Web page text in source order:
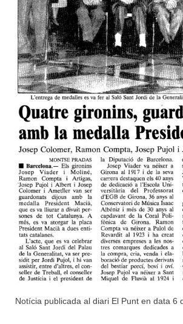
Notícia publicada al diari El Punt en data 6